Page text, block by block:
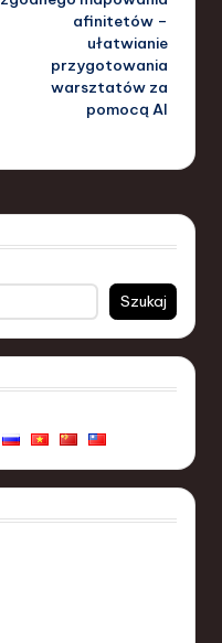
afinitetów –
ułatwianie
przygotowania
warsztatów za
pomocą AI
Szukaj